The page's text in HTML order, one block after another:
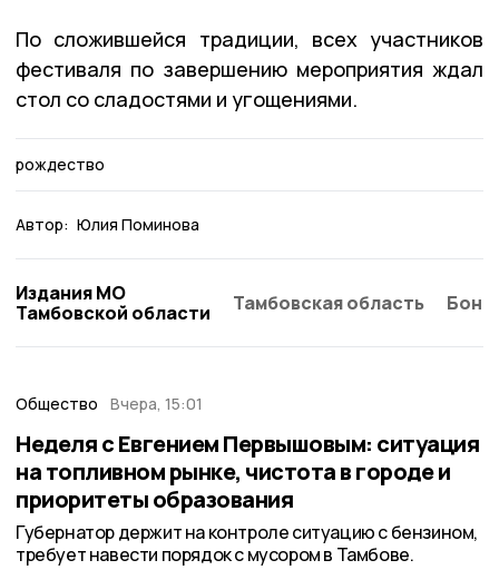
По сложившейся традиции, всех участников
фестиваля по завершению мероприятия ждал
стол со сладостями и угощениями.
рождество
Автор: Юлия Поминова
Издания МО
Тамбовской области
Тамбовская область
Общество Вчера, 15:01
Неделя с Евгением Первышовым: ситуация
на топливном рынке, чистота в городе и
приоритеты образования
Губернатор держит на контроле ситуацию с бензином,
требует навести порядок с мусором в Тамбове.